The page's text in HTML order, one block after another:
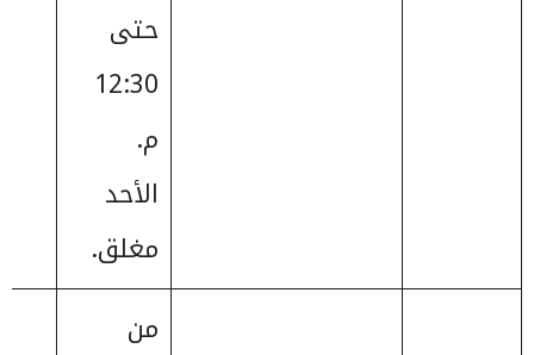
حتى
12:30
م.
الأحد
مغلق.
من